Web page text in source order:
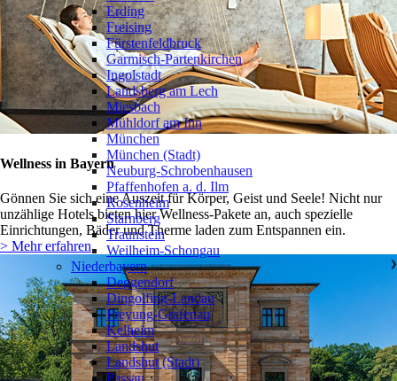
Wellness in Bayern
Gönnen Sie sich eine Auszeit für Körper, Geist und Seele! Nicht nur
unzählige Hotels bieten hier Wellness-Pakete an, auch spezielle
Einrichtungen, Bäder und Therme laden zum Entspannen ein.
> Mehr erfahren
Erding
Freising
Fürstenfeldbruck
Garmisch-Partenkirchen
Ingolstadt
Landsberg am Lech
Miesbach
Mühldorf am Inn
München
München (Stadt)
Neuburg-Schrobenhausen
Pfaffenhofen a. d. Ilm
Rosenheim
Starnberg
Traunstein
Weilheim-Schongau
Niederbayern
❯
Deggendorf
Dingolfing-Landau
Freyung-Grafenau
Kelheim
Landshut
Landshut (Stadt)
Passau